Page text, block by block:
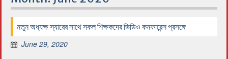
নতুন অধ্যক্ষ স্যারের সাথে সকল শিক্ষকদের ভিডিও কনফারেন্স প্রসঙ্গে
June 29, 2020